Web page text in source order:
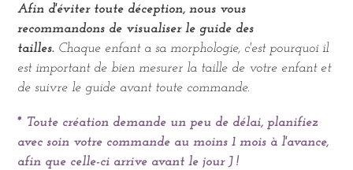
Afin d'éviter toute déception, nous vous
recommandons de visualiser le guide des
tailles. Chaque enfant a sa morphologie, c'est pourquoi il
est important de bien mesurer la taille de votre enfant et
de suivre le guide avant toute commande.
* Toute création demande un peu de délai, planifiez
avec soin votre commande au moins 1 mois à l'avance,
afin que celle-ci arrive avant le jour J !